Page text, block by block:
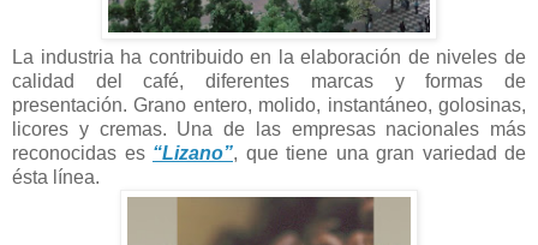
La industria ha contribuido en la elaboración de niveles de
calidad del café, diferentes marcas y formas de
presentación. Grano entero, molido, instantáneo, golosinas,
licores y cremas. Una de las empresas nacionales más
reconocidas es “Lizano”, que tiene una gran variedad de
ésta línea.